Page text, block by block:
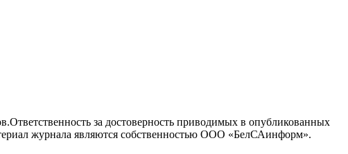
за достоверность приводимых в опубликованных
журнала являются собственностью ООО «БелСАинформ».